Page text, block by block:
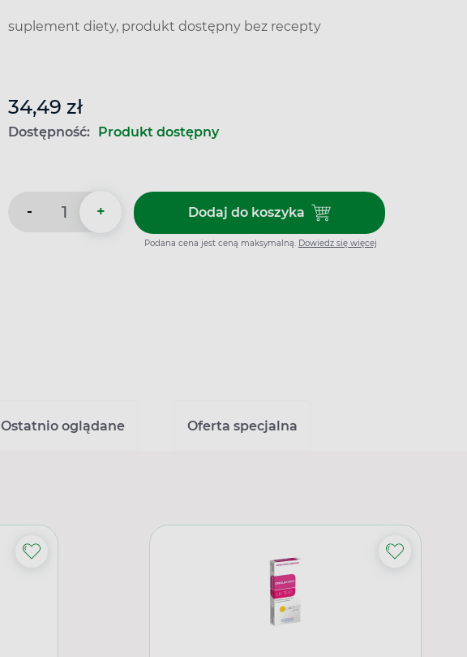
suplement diety, produkt dostępny bez recepty
34,49 zł
Dostępność: Produkt dostępny
- + Dodaj do koszykaDodaj do koszyka Femibion 0
Podana cena jest ceną maksymalną. Dowiedz się więcej
Ostatnio oglądane Oferta specjalna